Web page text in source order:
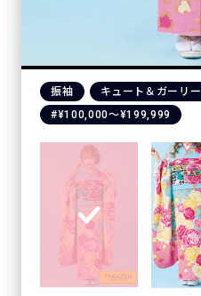
振袖 キュート＆ガーリー
#¥100,000〜¥199,999